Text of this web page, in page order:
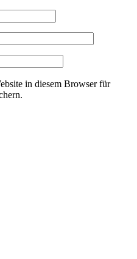
in diesem Browser für